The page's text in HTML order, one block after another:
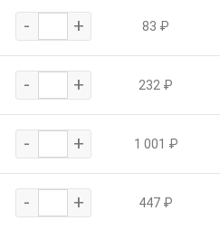
- + 83 ₽
- + 232 ₽
- + 1 001 ₽
- + 447 ₽